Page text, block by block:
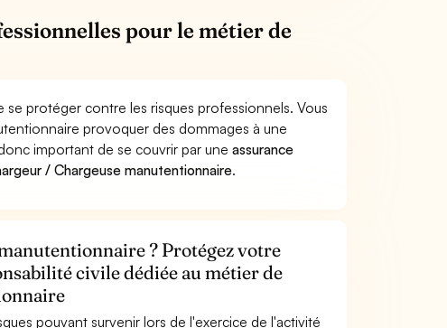
pour le métier de
protéger contre les risques professionnels. Vous
provoquer des dommages à une
important de se couvrir par uneassurance
/ Chargeuse manutentionnaire.
? Protégez votre
civile dédiée au métier de
pouvant survenir lors de l'exercice de l'activité